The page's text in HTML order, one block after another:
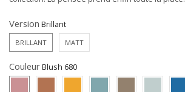
Version
BRILLANT MATT
Couleur